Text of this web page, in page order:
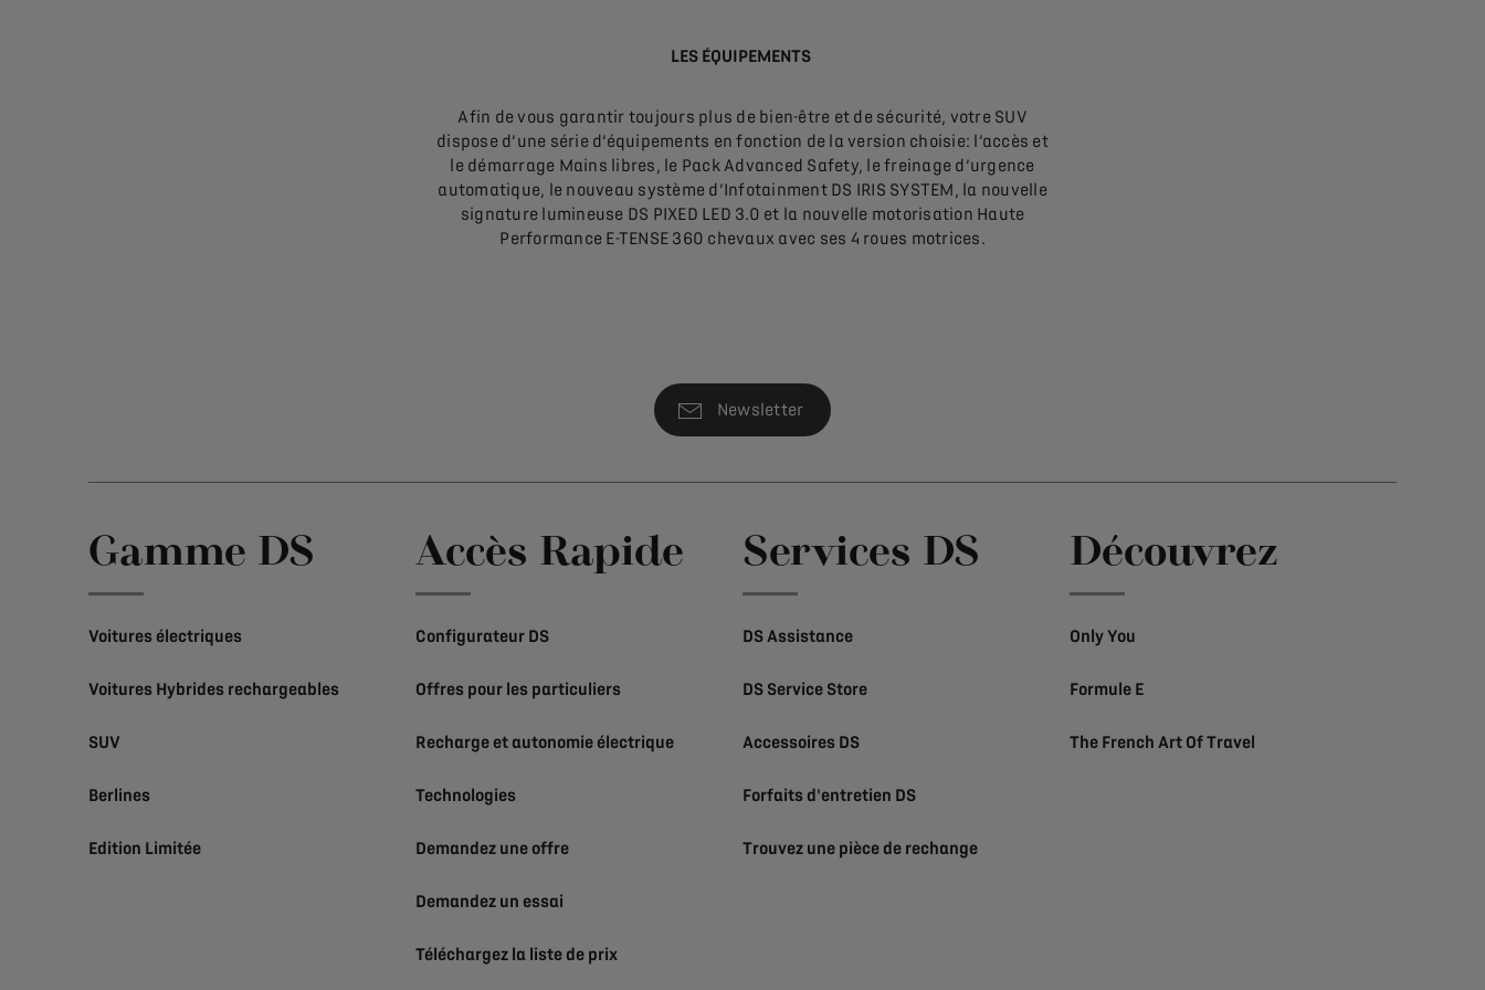
LES ÉQUIPEMENTS
Afin de vous garantir toujours plus de bien-être et de sécurité, votre SUV
dispose d’une série d’équipements en fonction de la version choisie: l’accès et
le démarrage Mains libres, le Pack Advanced Safety, le freinage d’urgence
automatique, le nouveau système d’Infotainment DS IRIS SYSTEM, la nouvelle
signature lumineuse DS PIXED LED 3.0 et la nouvelle motorisation Haute
Performance E-TENSE 360 chevaux avec ses 4 roues motrices.
Newsletter
Gamme DS
Voitures électriques
Voitures Hybrides rechargeables
SUV
Berlines
Edition Limitée
Accès Rapide
Configurateur DS
Offres pour les particuliers
Recharge et autonomie électrique
Technologies
Demandez une offre
Demandez un essai
Téléchargez la liste de prix
Services DS
DS Assistance
DS Service Store
Accessoires DS
Forfaits d'entretien DS
Trouvez une pièce de rechange
Découvrez
Only You
Formule E
The French Art Of Travel